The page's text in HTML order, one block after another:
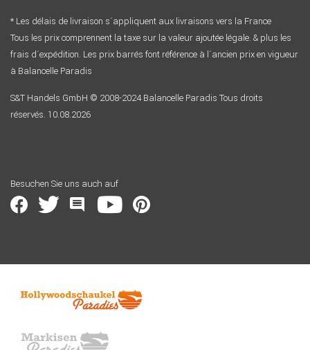
* Les délais de livraison s´appliquent aux livraisons vers la France
Tous les prix comprennent la taxe sur la valeur ajoutée légale. & plus les
frais d´expédition. Les prix barrés font référence à l´ancien prix en vigueur
à Balancelle Paradis
S&T Handels GmbH © 2008-2024 Balancelle Paradis Tous droits
réservés. 10.08.2026
Besuchen Sie uns auch auf